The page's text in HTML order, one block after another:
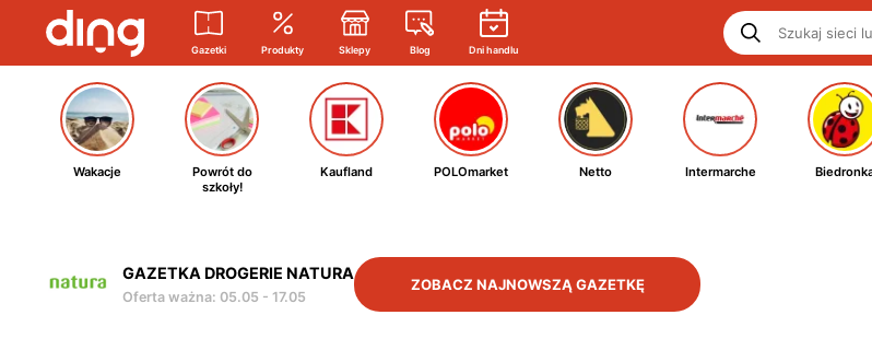
Gazetki Produkty Sklepy Blog Dni handlu
Wakacje
Powrót do
szkoły!
Kaufland POLOmarket Netto Intermarche
GAZETKA DROGERIE NATURA
Oferta ważna: 05.05 - 17.05
ZOBACZ NAJNOWSZĄ GAZETKĘ